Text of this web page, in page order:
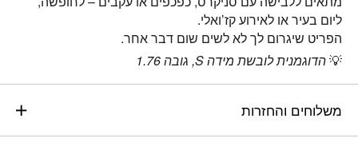
ליום בעיר או לאירוע קז’ואלי.
הפריט שיגרום לך לא לשים שום דבר אחר.
💡הדוגמנית לובשת מידה S, גובה 1.76
משלוחים והחזרות